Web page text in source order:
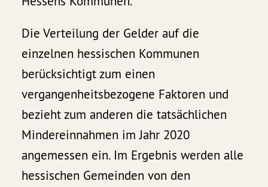
Die Verteilung der Gelder auf die
einzelnen hessischen Kommunen
berücksichtigt zum einen
vergangenheitsbezogene Faktoren und
bezieht zum anderen die tatsächlichen
Mindereinnahmen im Jahr 2020
angemessen ein. Im Ergebnis werden alle
hessischen Gemeinden von den